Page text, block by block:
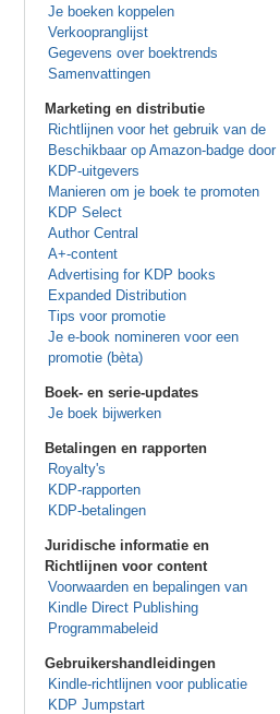
Je boeken koppelen
Verkoopranglijst
Gegevens over boektrends
Samenvattingen
Marketing en distributie
Richtlijnen voor het gebruik van de
Beschikbaar op Amazon-badge door
KDP-uitgevers
Manieren om je boek te promoten
KDP Select
Author Central
A+-content
Advertising for KDP books
Expanded Distribution
Tips voor promotie
Je e-book nomineren voor een
promotie (bèta)
Boek- en serie-updates
Je boek bijwerken
Betalingen en rapporten
Royalty's
KDP-rapporten
KDP-betalingen
Juridische informatie en
Richtlijnen voor content
Voorwaarden en bepalingen van
Kindle Direct Publishing
Programmabeleid
Gebruikershandleidingen
Kindle-richtlijnen voor publicatie
KDP Jumpstart